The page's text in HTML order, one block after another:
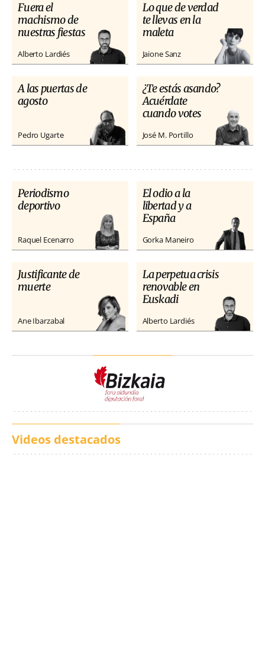
Fuera el
machismo de
nuestras fiestas
Alberto Lardiés
Lo que de verdad
te llevas en la
maleta
Jaione Sanz
A las puertas de
agosto
Pedro Ugarte
¿Te estás asando?
Acuérdate
cuando votes
José M. Portillo
Periodismo
deportivo
Raquel Ecenarro
El odio a la
libertad y a
España
Gorka Maneiro
Justificante de
muerte
Ane Ibarzabal
La perpetua crisis
renovable en
Euskadi
Alberto Lardiés
Videos destacados